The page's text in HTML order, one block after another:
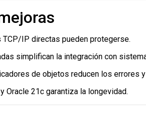
IP directas pueden protegerse.
simplifican la integración con
de objetos reducen los errores
Oracle 21c garantiza la longevidad.